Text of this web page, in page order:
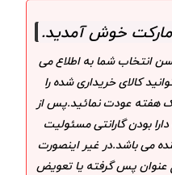
خوش آمدید.
انتخاب شما به اطلاع می
کالای خریداری شده را
هفته عودت نمائید.پس از
بودن گارانتی مسئولیت
می باشد.در غیر اینصورت
عنوان پس گرفته یا تعویض